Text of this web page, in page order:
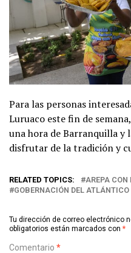
Para las personas
Luruaco este fin de
una hora de Barranquilla y
disfrutar de la tradición y
RELATED TOPICS: AREPA CON
GOBERNACIÓN DEL ATLÁNTICO
Tu dirección de correo electrónico
obligatorios están marcados con *
Comentario *